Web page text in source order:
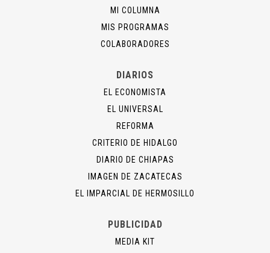
MI COLUMNA
MIS PROGRAMAS
COLABORADORES
DIARIOS
EL ECONOMISTA
EL UNIVERSAL
REFORMA
CRITERIO DE HIDALGO
DIARIO DE CHIAPAS
IMAGEN DE ZACATECAS
EL IMPARCIAL DE HERMOSILLO
PUBLICIDAD
MEDIA KIT